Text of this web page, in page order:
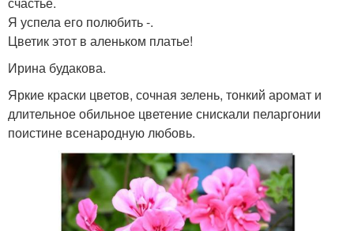
Я успела его полюбить -.
Цветик этот в аленьком платье!
Ирина будакова.
Яркие краски цветов, сочная зелень, тонкий аромат и
длительное обильное цветение снискали пеларгонии
поистине всенародную любовь.